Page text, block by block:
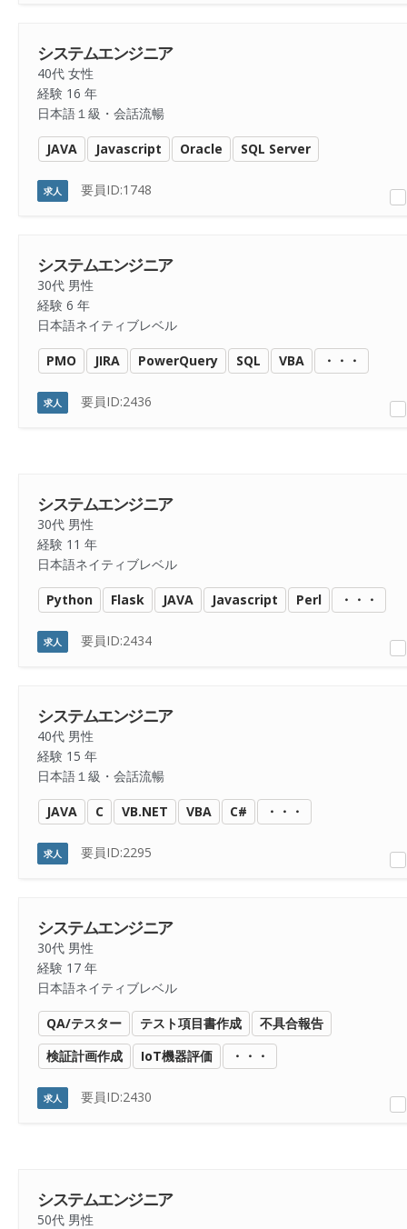
システムエンジニア
40代 女性
経験 16 年
日本語１級・会話流暢
JAVA Javascript Oracle SQL Server
求人 要員ID:1748
システムエンジニア
30代 男性
経験 6 年
日本語ネイティブレベル
PMO JIRA PowerQuery SQL VBA ・・・
求人 要員ID:2436
システムエンジニア
30代 男性
経験 11 年
日本語ネイティブレベル
Python Flask JAVA Javascript Perl ・・・
求人 要員ID:2434
システムエンジニア
40代 男性
経験 15 年
日本語１級・会話流暢
JAVA C VB.NET VBA C# ・・・
求人 要員ID:2295
システムエンジニア
30代 男性
経験 17 年
日本語ネイティブレベル
QA/テスター テスト項目書作成
不具合報告
検証計画作成
IoT機器評価 ・・・
求人 要員ID:2430
システムエンジニア
50代 男性